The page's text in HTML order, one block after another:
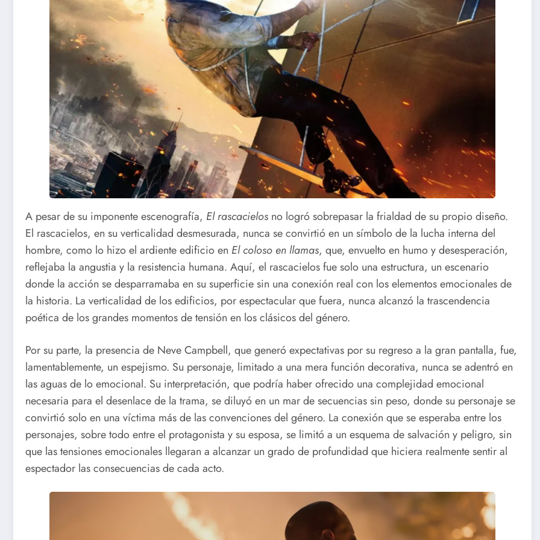
A pesar de su imponente escenografía, El rascacielos no logró sobrepasar la frialdad de su propio diseño.
El rascacielos, en su verticalidad desmesurada, nunca se convirtió en un símbolo de la lucha interna del
hombre, como lo hizo el ardiente edificio en El coloso en llamas, que, envuelto en humo y desesperación,
reflejaba la angustia y la resistencia humana. Aquí, el rascacielos fue solo una estructura, un escenario
donde la acción se desparramaba en su superficie sin una conexión real con los elementos emocionales de
la historia. La verticalidad de los edificios, por espectacular que fuera, nunca alcanzó la trascendencia
poética de los grandes momentos de tensión en los clásicos del género.
Por su parte, la presencia de Neve Campbell, que generó expectativas por su regreso a la gran pantalla, fue,
lamentablemente, un espejismo. Su personaje, limitado a una mera función decorativa, nunca se adentró en
las aguas de lo emocional. Su interpretación, que podría haber ofrecido una complejidad emocional
necesaria para el desenlace de la trama, se diluyó en un mar de secuencias sin peso, donde su personaje se
convirtió solo en una víctima más de las convenciones del género. La conexión que se esperaba entre los
personajes, sobre todo entre el protagonista y su esposa, se limitó a un esquema de salvación y peligro, sin
que las tensiones emocionales llegaran a alcanzar un grado de profundidad que hiciera realmente sentir al
espectador las consecuencias de cada acto.